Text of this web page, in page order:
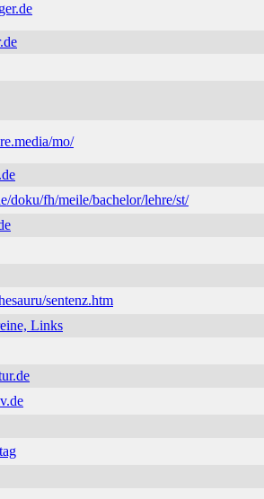
mo/
doku/fh/meile/bachelor/lehre/st/
sentenz.htm
Links